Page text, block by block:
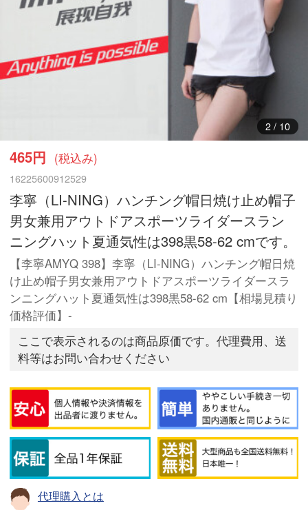
3/ 10
465円 (税込み)
16225600912529
李寧（LI-NING）ハンチング帽日焼け止め帽子
男女兼用アウトドアスポーツライダースラン
ニングハット夏通気性は398黒58-62 cmです。
【李寧AMYQ 398】李寧（LI-NING）ハンチング帽日焼
け止め帽子男女兼用アウトドアスポーツライダースラ
ンニングハット夏通気性は398黒58-62 cm【相場見積り
価格評価】-
ここで表示されるのは商品原価です。代理費用、送
料等はお問い合わせください
代理購入とは